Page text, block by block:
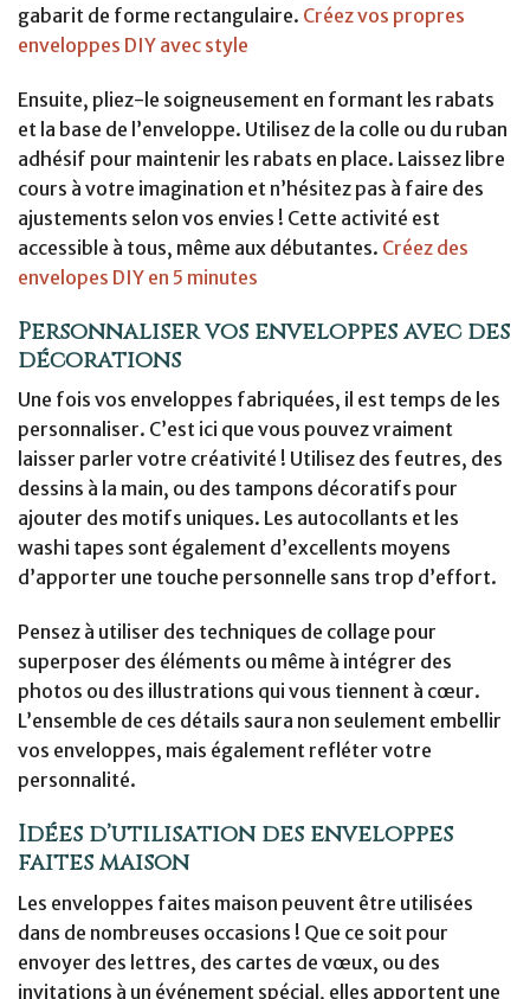
gabarit de forme rectangulaire. Créez vos propres
enveloppes DIY avec style
Ensuite, pliez-le soigneusement en formant les rabats
et la base de l’enveloppe. Utilisez de la colle ou du ruban
adhésif pour maintenir les rabats en place. Laissez libre
cours à votre imagination et n’hésitez pas à faire des
ajustements selon vos envies ! Cette activité est
accessible à tous, même aux débutantes. Créez des
envelopes DIY en 5 minutes
Personnaliser vos enveloppes avec des
décorations
Une fois vos enveloppes fabriquées, il est temps de les
personnaliser. C’est ici que vous pouvez vraiment
laisser parler votre créativité ! Utilisez des feutres, des
dessins à la main, ou des tampons décoratifs pour
ajouter des motifs uniques. Les autocollants et les
washi tapes sont également d’excellents moyens
d’apporter une touche personnelle sans trop d’effort.
Pensez à utiliser des techniques de collage pour
superposer des éléments ou même à intégrer des
photos ou des illustrations qui vous tiennent à cœur.
L’ensemble de ces détails saura non seulement embellir
vos enveloppes, mais également refléter votre
personnalité.
Idées d’utilisation des enveloppes
faites maison
Les enveloppes faites maison peuvent être utilisées
dans de nombreuses occasions ! Que ce soit pour
envoyer des lettres, des cartes de vœux, ou des
invitations à un événement spécial, elles apportent une